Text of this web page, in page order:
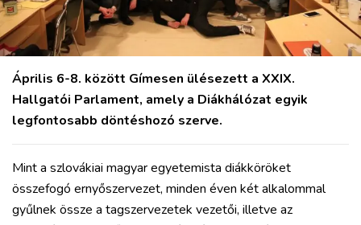
Április 6-8. között Gímesen ülésezett a XXIX.
Hallgatói Parlament, amely a Diákhálózat egyik
legfontosabb döntéshozó szerve.
Mint a szlovákiai magyar egyetemista diákköröket
összefogó ernyőszervezet, minden éven két alkalommal
gyűlnek össze a tagszervezetek vezetői, illetve az